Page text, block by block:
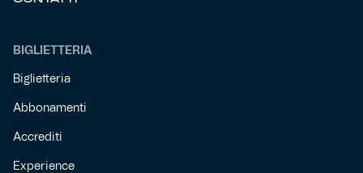
BIGLIETTERIA
Biglietteria
Abbonamenti
Accrediti
Experience